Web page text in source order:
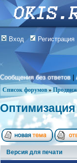
Вход Регистрация
Сообщения без ответов |
Список форумов »
Версия для печати